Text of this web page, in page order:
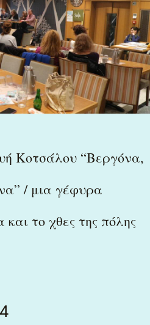
Κοτσάλου “Βεργόνα,
/ μια γέφυρα
το χθες της πόλης